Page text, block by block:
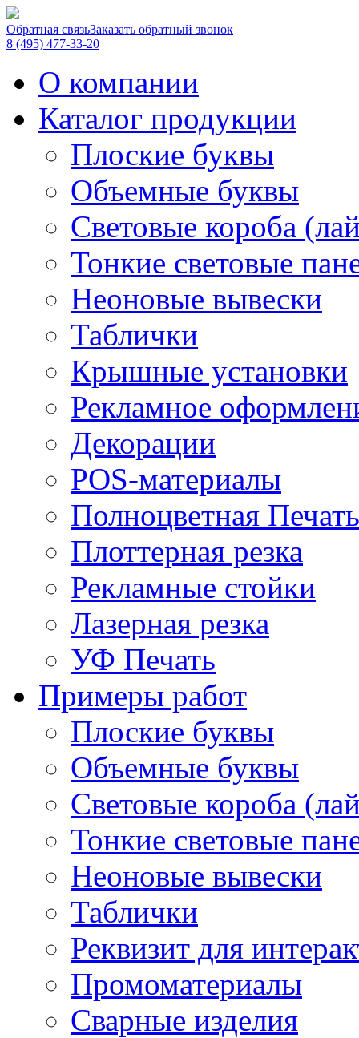
Обратная связьЗаказать обратный звонок
8 (495) 477-33-20
О компании
Каталог продукции
Плоские буквы
Объемные буквы
Световые короба
Тонкие световые
Неоновые вывески
Таблички
Крышные установки
Рекламное
Декорации
POS-материалы
Полноцветная Печать
Плоттерная резка
Рекламные стойки
Лазерная резка
УФ Печать
Примеры работ
Плоские буквы
Объемные буквы
Световые короба
Тонкие световые
Неоновые вывески
Таблички
Реквизит для
Промоматериалы
Сварные изделия